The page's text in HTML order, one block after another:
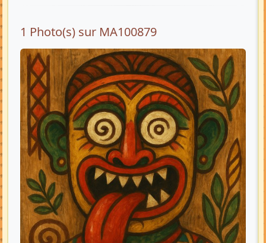
1 Photo(s) sur MA100879